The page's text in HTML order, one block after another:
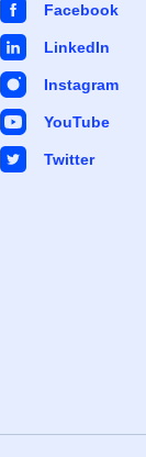
Facebook
LinkedIn
Instagram
YouTube
Twitter